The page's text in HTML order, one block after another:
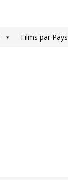
Films par Pays